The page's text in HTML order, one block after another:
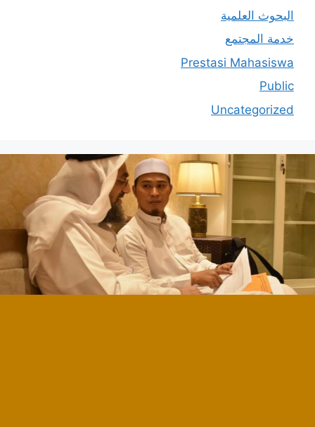
البحوث العلمية
خدمة المجتمع
Prestasi Mahasiswa
Public
Uncategorized